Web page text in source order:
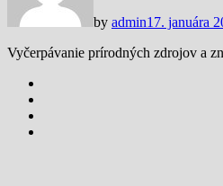
by admin17. januára
Vyčerpávanie prírodných zdrojov a